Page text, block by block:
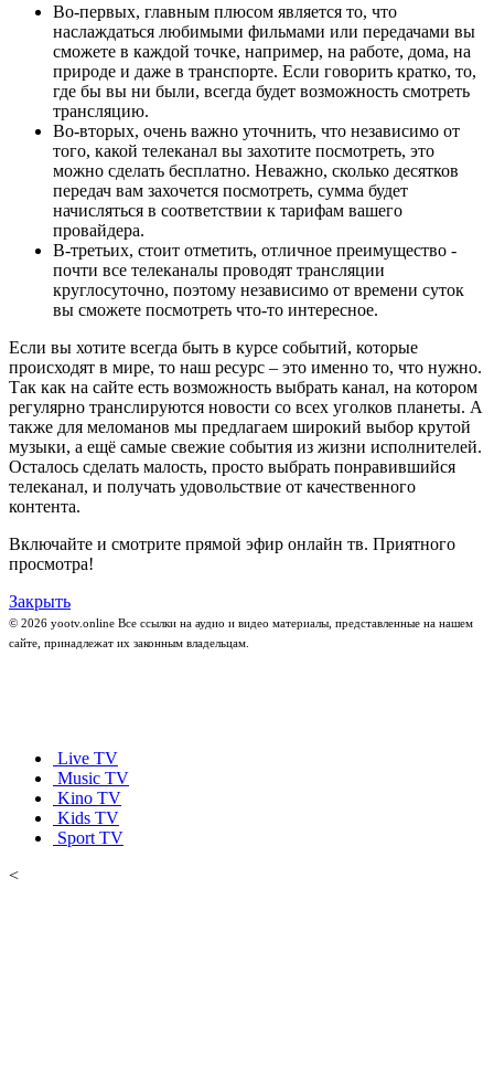
Во-первых, главным плюсом является то, что
наслаждаться любимыми фильмами или передачами вы
сможете в каждой точке, например, на работе, дома, на
природе и даже в транспорте. Если говорить кратко, то,
где бы вы ни были, всегда будет возможность смотреть
трансляцию.
Во-вторых, очень важно уточнить, что независимо от
того, какой телеканал вы захотите посмотреть, это
можно сделать бесплатно. Неважно, сколько десятков
передач вам захочется посмотреть, сумма будет
начисляться в соответствии к тарифам вашего
провайдера.
В-третьих, стоит отметить, отличное преимущество -
почти все телеканалы проводят трансляции
круглосуточно, поэтому независимо от времени суток
вы сможете посмотреть что-то интересное.
Если вы хотите всегда быть в курсе событий, которые
происходят в мире, то наш ресурс – это именно то, что нужно.
Так как на сайте есть возможность выбрать канал, на котором
регулярно транслируются новости со всех уголков планеты. А
также для меломанов мы предлагаем широкий выбор крутой
музыки, а ещё самые свежие события из жизни исполнителей.
Осталось сделать малость, просто выбрать понравившийся
телеканал, и получать удовольствие от качественного
контента.
Включайте и смотрите прямой эфир онлайн тв. Приятного
просмотра!
Закрыть
© 2026 yootv.online Все ссылки на аудио и видео материалы, представленные на нашем
сайте, принадлежат их законным владельцам.
Live TV
Music TV
Kino TV
Kids TV
Sport TV
<